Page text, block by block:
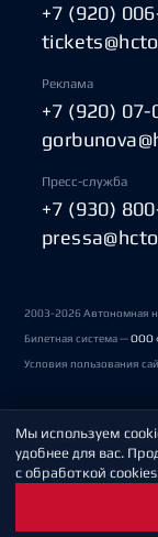
+7 (920)
Реклама
+7 (920) 07-
Пресс-служба
+7 (930)
2003-2026 Автономная
Билетная система —ООО
Условия пользования
Политика обработки
Пользовательское
Мы используем
удобнее для вас.
с обработкой